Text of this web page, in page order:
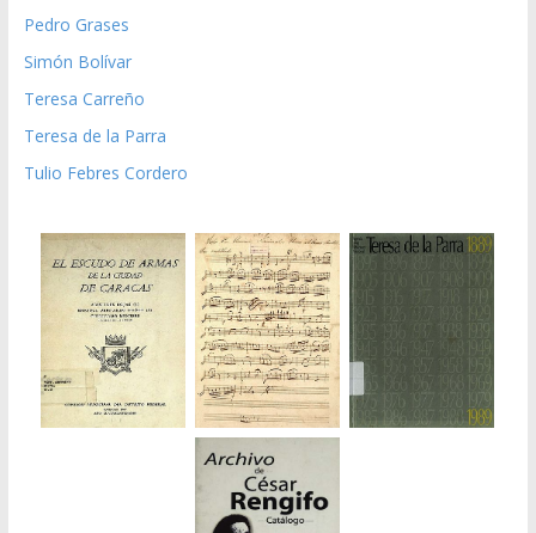
Pedro Grases
Simón Bolívar
Teresa Carreño
Teresa de la Parra
Tulio Febres Cordero